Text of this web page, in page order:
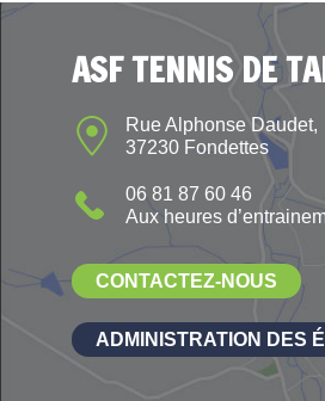
ASF TENNIS DE
Rue Alphonse Daudet,
37230 Fondettes
06 81 87 60 46
Aux heures
CONTACTEZ-NOUS
ADMINISTRATION DES